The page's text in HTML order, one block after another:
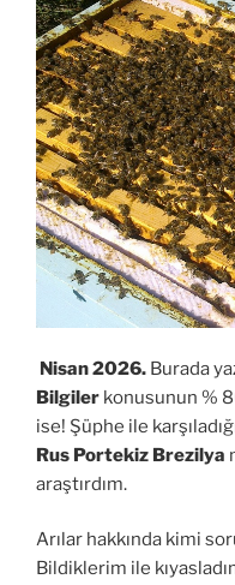
Nisan 2026. Burada
Bilgiler konusunun %
ise! Şüphe ile
Rus Portekiz Brezilya
araştırdım.
Arılar hakkında kimi
Bildiklerim ile